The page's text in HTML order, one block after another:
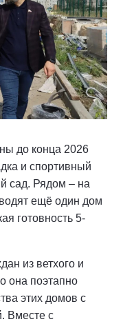
до конца 2026
и спортивный
сад. Рядом – на
ещё один дом
готовность 5-
из ветхого и
она поэтапно
этих домов с
Вместе с